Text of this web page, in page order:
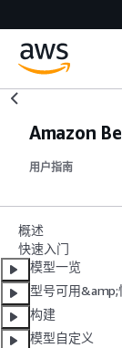
Amazon
用户指南
概述
快速入门
模型一览
型号可用&amp;
构建
模型自定义